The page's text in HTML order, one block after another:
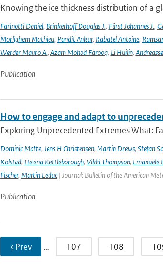
Knowing the ice thickness distribution of a
Farinotti Daniel, Brinkerhoff Douglas J., Fürst Johannes J.,
Morlighem Mathieu, Pandit Ankur, Rabatel Antoine,
Werder Mauro A., Azam Mohod Farooq, Li Huilin,
Publication
How to engage and adapt to
Exploring Unprecedented Extremes What:
Dominic Matte, Jens H Christensen, Martin Drews, Stefan
Kolstad, Helena Kettleborough, Vikki Thompson, Emanuele
Fischer, Martin Leduc| Journal: Bulletin of the American
Publication
‹ Prev … 107 108